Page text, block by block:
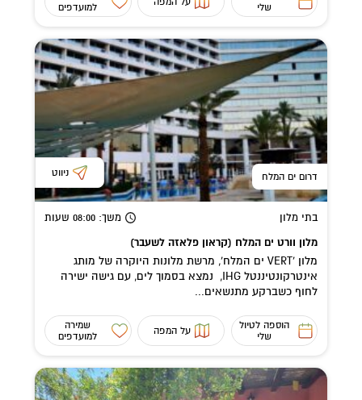
שלי
למועדפים
דרום ים המלח ניווט
בתי מלון משך: 08:00 שעות
מלון וורט ים המלח (קראון פלאזה לשעבר)
מלון 'VERT ים המלח', מרשת מלונות היוקרה של מותג
אינטרקונטיננטל IHG, נמצא בסמוך לים, עם גישה ישירה
לחוף כשברקע מתנשאים...
הוספה לטיול
שלי
על המפה
שמירה
למועדפים